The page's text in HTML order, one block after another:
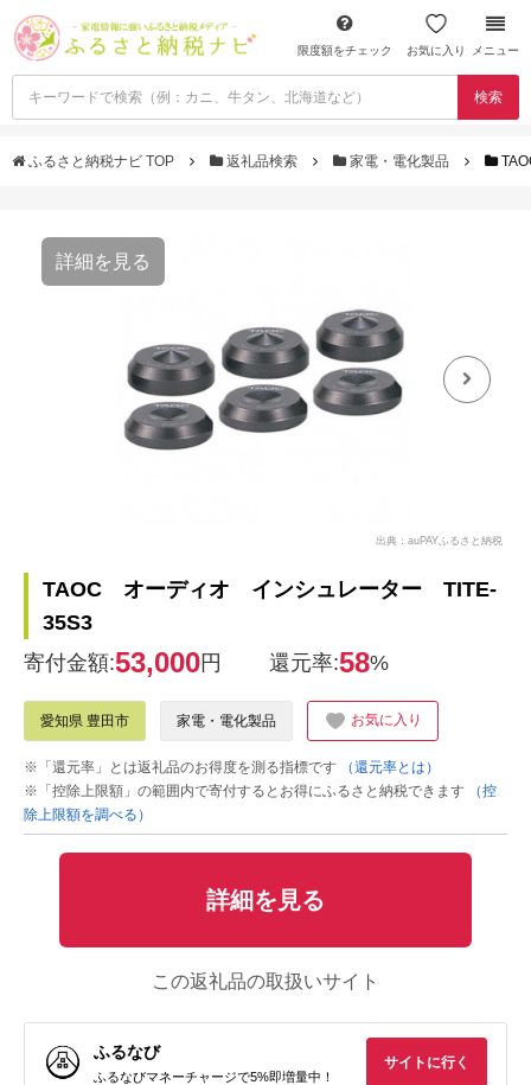
限度額をチェック お気に入り メニュー
検索
ふるさと納税ナビ TOP 返礼品検索 家電・電化製品
詳細を見る
出典：auPAYふるさと納税
TAOC オーディオ インシュレーター TITE-
35S3
寄付金額:53,000円 還元率:58%
愛知県 豊田市 家電・電化製品 お気に入り
※「還元率」とは返礼品のお得度を測る指標です
（還元率とは）
※「控除上限額」の範囲内で寄付するとお得にふるさと納税できます
（控
除上限額を調べる）
詳細を見る
この返礼品の取扱いサイト
ふるなび
ふるなびマネーチャージで5%即増量中！
サイトに行く